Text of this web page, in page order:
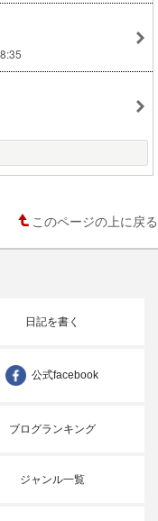
このページの上に戻る
日記を書く
公式facebook
ブログランキング
ジャンル一覧